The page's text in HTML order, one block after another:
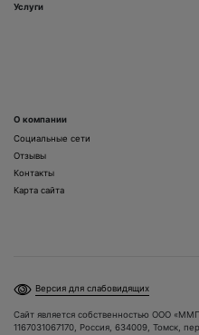
Услуги
О компании
Социальные сети
Отзывы
Контакты
Карта сайта
Версия для слабовидящих
Сайт является собственностью ООО
1167031067170, Россия, 634009, Томск,